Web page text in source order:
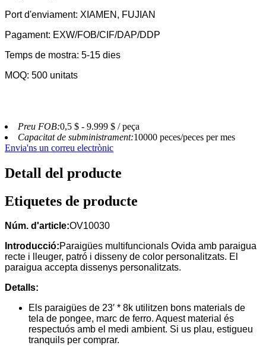
Port d'enviament: XIAMEN, FUJIAN
Pagament: EXW/FOB/CIF/DAP/DDP
Temps de mostra: 5-15 dies
MOQ: 500 unitats
Preu FOB:0,5 $ - 9.999 $ / peça
Capacitat de subministrament:10000 peces/peces per mes
Envia'ns un correu electrònic
Detall del producte
Etiquetes de producte
Núm. d'article:OV10030
Introducció:Paraigües multifuncionals Ovida amb paraigua
recte i lleuger, patró i disseny de color personalitzats. El
paraigua accepta dissenys personalitzats.
Detalls:
Els paraigües de 23′ * 8k utilitzen bons materials de
tela de pongee, marc de ferro. Aquest material és
respectuós amb el medi ambient. Si us plau, estigueu
tranquils per comprar.